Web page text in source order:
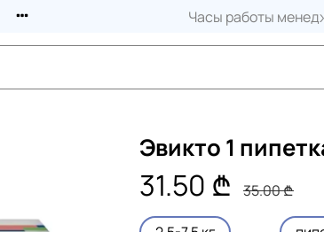
Часы работы
Эвикто 1
31.50 ₾ 35.00 ₾